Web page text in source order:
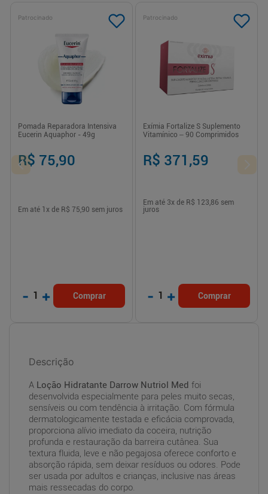
Patrocinado
Pomada Reparadora Intensiva
Eucerin Aquaphor - 49g
R$ 75,90
Em até 1 x de R$ 75,90 sem juros
- 1 + Comprar
Patrocinado
Exímia Fortalize S Suplemento
Vitamínico – 90 Comprimidos
R$ 371,59
Em até 3x de R$ 123,86 sem
juros
- 1 + Comprar
Descrição
A Loção Hidratante Darrow Nutriol Med foi
desenvolvida especialmente para peles muito secas,
sensíveis ou com tendência à irritação. Com fórmula
dermatologicamente testada e eficácia comprovada,
proporciona alívio imediato da coceira, nutrição
profunda e restauração da barreira cutânea. Sua
textura fluida, leve e não pegajosa oferece conforto e
absorção rápida, sem deixar resíduos ou odores. Pode
ser usada por adultos e crianças, inclusive nas áreas
mais ressecadas do corpo.